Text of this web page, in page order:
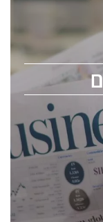
מהנדסים,
ChipEx2026
conference